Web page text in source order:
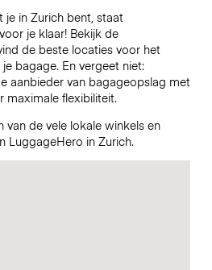
je in Zurich bent, staat
je klaar! Bekijk de
de beste locaties voor het
bagage. En vergeet niet:
aanbieder van bagageopslag met
maximale flexibiliteit.
van de vele lokale winkels en
LuggageHero in Zurich.